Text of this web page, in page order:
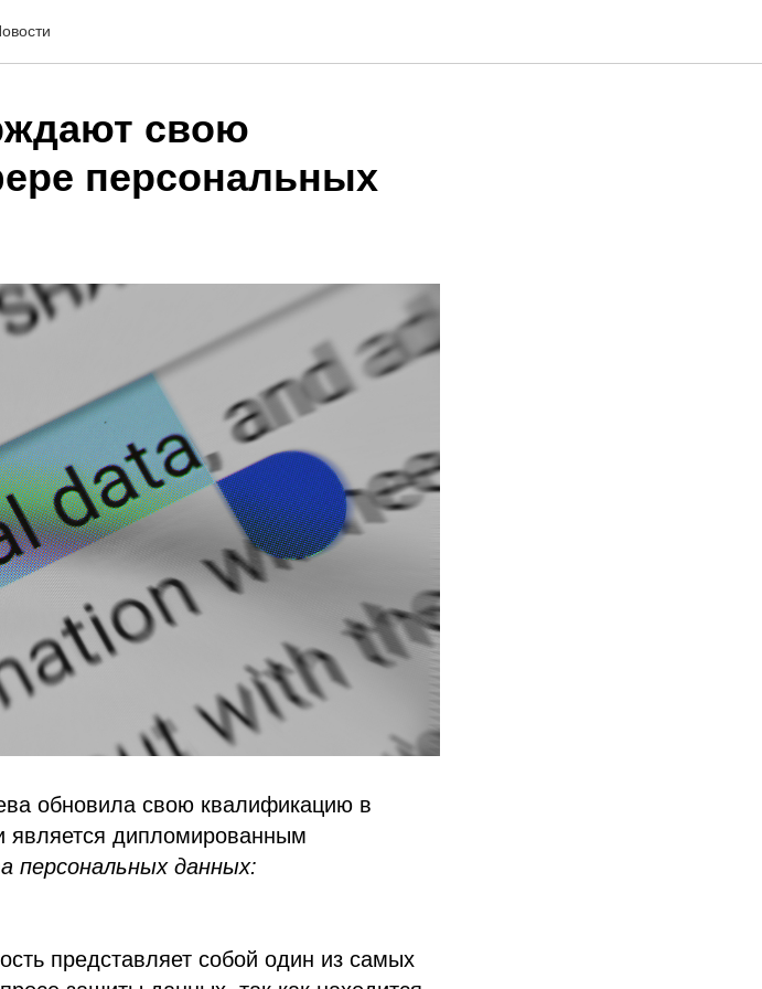
свою
персональных
обновила свою квалификацию в
дипломированным
персональных данных:
представляет собой один из самых